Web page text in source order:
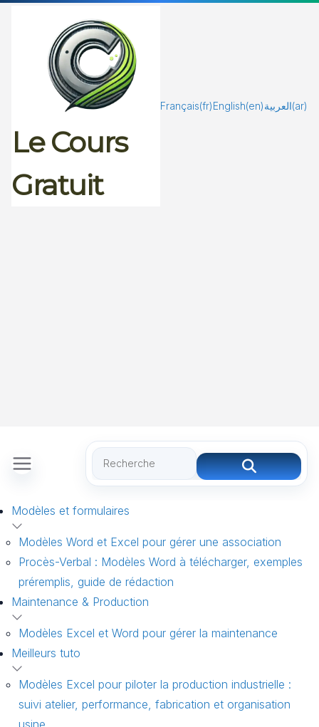
Le Cours
Gratuit
Français(fr) English(en)العربية(ar)
Modèles et formulaires
Modèles Word et Excel pour gérer une association
Procès-Verbal : Modèles Word à télécharger, exemples
préremplis, guide de rédaction
Maintenance & Production
Modèles Excel et Word pour gérer la maintenance
Meilleurs tuto
Modèles Excel pour piloter la production industrielle :
suivi atelier, performance, fabrication et organisation
usine